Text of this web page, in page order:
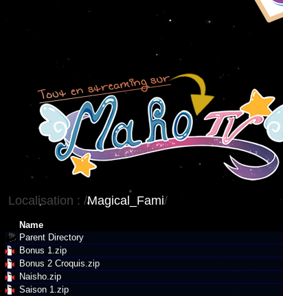
Localisation : /Magical_Fami/
Name
Parent Directory
Bonus 1.zip
Bonus 2 Croquis.zip
Naisho.zip
Saison 1.zip